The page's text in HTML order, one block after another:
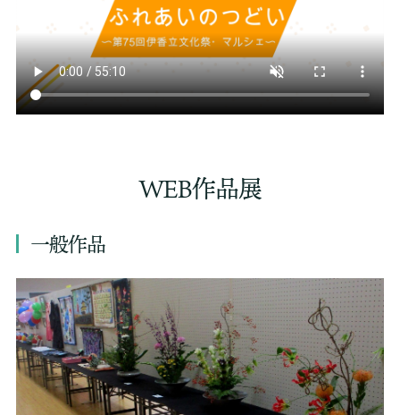
WEB作品展
一般作品